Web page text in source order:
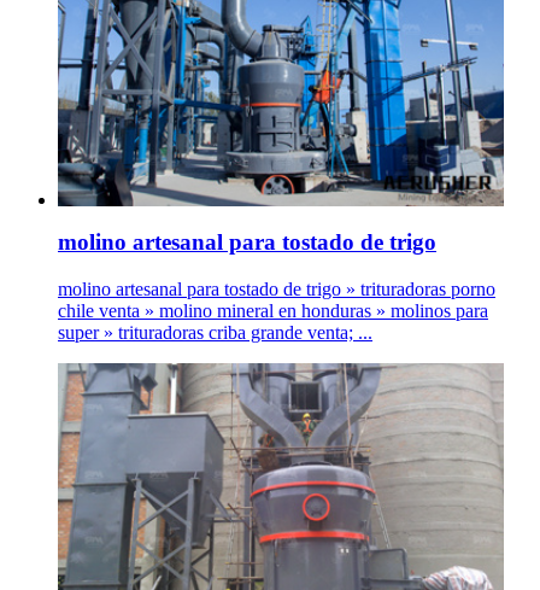
molino artesanal para tostado de trigo
molino artesanal para tostado de trigo » trituradoras porno
chile venta » molino mineral en honduras » molinos para
super » trituradoras criba grande venta; ...